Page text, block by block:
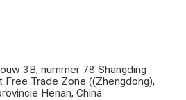
3B, nummer 78 Shangding
Free Trade Zone ((Zhengdong),
Henan, China